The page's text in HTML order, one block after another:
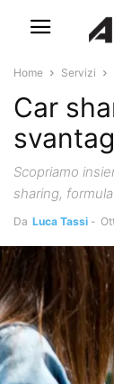
Home Servizi
Car
Scopriamo
sharing,
Da Luca Tassi -